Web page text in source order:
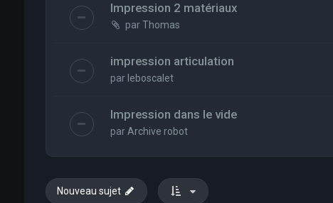
Impression 2 matériaux
parThomas
impression articulation
par leboscalet
Impression dans le vide
par Archive robot
Nouveau sujet